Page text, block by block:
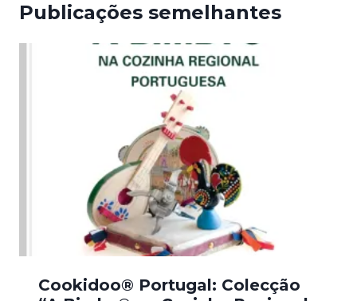
Publicações semelhantes
Cookidoo® Portugal: Colecção